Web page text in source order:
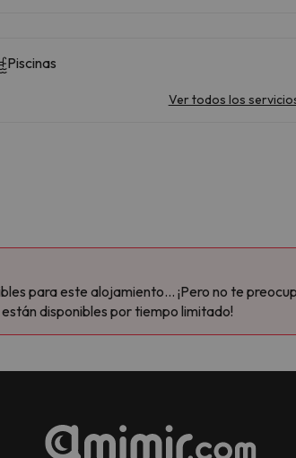
Piscinas
Ver todos los
para este alojamiento... ¡Pero no te
disponibles por tiempo limitado!